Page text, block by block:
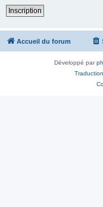
Inscription
Accueil du forum
Développé par